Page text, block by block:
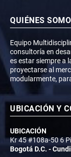
QUIÉNES
Equipo
consultoría en
es estar siempre a
proyectarse al
modularmente,
UBICACIÓN
Kr 45 #108a-50 6